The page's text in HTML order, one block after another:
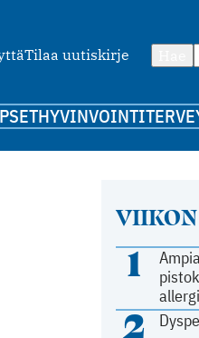
Tilaa uutiskirje
HYVINVOINTI
1
2